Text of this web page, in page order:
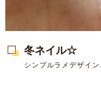
冬ネイル☆
シンプルラメデザイン